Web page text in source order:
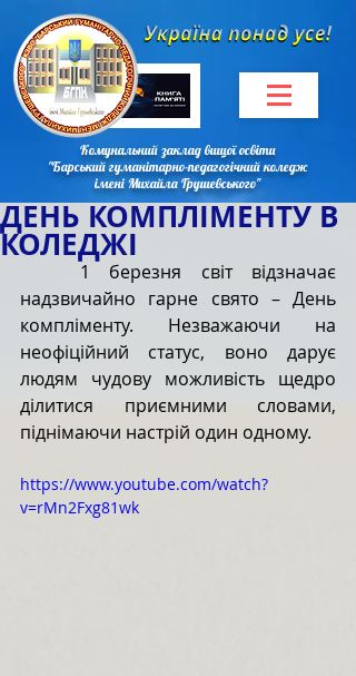
Комунальний заклад вищої освіти
"Барський гуманітарно-педагогічний коледж
імені Михайла Грушевського"
ДЕНЬ КОМПЛІМЕНТУ В
КОЛЕДЖІ
1 березня світ відзначає
надзвичайно гарне свято – День
компліменту. Незважаючи на
неофіційний статус, воно дарує
людям чудову можливість щедро
ділитися приємними словами,
піднімаючи настрій один одному.
https://www.youtube.com/watch?
v=rMn2Fxg81wk